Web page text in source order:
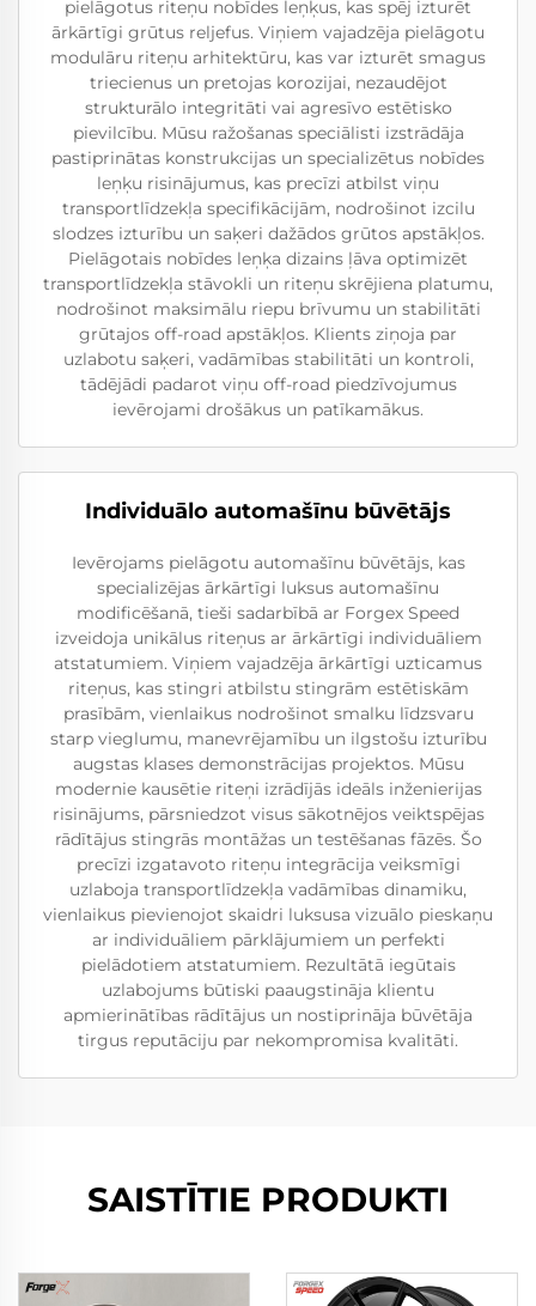
pielāgotus riteņu nobīdes leņķus, kas spēj izturēt
ārkārtīgi grūtus reljefus. Viņiem vajadzēja pielāgotu
modulāru riteņu arhitektūru, kas var izturēt smagus
triecienus un pretojas korozijai, nezaudējot
strukturālo integritāti vai agresīvo estētisko
pievilcību. Mūsu ražošanas speciālisti izstrādāja
pastiprinātas konstrukcijas un specializētus nobīdes
leņķu risinājumus, kas precīzi atbilst viņu
transportlīdzekļa specifikācijām, nodrošinot izcilu
slodzes izturību un saķeri dažādos grūtos apstākļos.
Pielāgotais nobīdes leņķa dizains ļāva optimizēt
transportlīdzekļa stāvokli un riteņu skrējiena platumu,
nodrošinot maksimālu riepu brīvumu un stabilitāti
grūtajos off-road apstākļos. Klients ziņoja par
uzlabotu saķeri, vadāmības stabilitāti un kontroli,
tādējādi padarot viņu off-road piedzīvojumus
ievērojami drošākus un patīkamākus.
Individuālo automašīnu būvētājs
Ievērojams pielāgotu automašīnu būvētājs, kas
specializējas ārkārtīgi luksus automašīnu
modificēšanā, tieši sadarbībā ar Forgex Speed
izveidoja unikālus riteņus ar ārkārtīgi individuāliem
atstatumiem. Viņiem vajadzēja ārkārtīgi uzticamus
riteņus, kas stingri atbilstu stingrām estētiskām
prasībām, vienlaikus nodrošinot smalku līdzsvaru
starp vieglumu, manevrējamību un ilgstošu izturību
augstas klases demonstrācijas projektos. Mūsu
modernie kausētie riteņi izrādījās ideāls inženierijas
risinājums, pārsniedzot visus sākotnējos veiktspējas
rādītājus stingrās montāžas un testēšanas fāzēs. Šo
precīzi izgatavoto riteņu integrācija veiksmīgi
uzlaboja transportlīdzekļa vadāmības dinamiku,
vienlaikus pievienojot skaidri luksusa vizuālo pieskaņu
ar individuāliem pārklājumiem un perfekti
pielādotiem atstatumiem. Rezultātā iegūtais
uzlabojums būtiski paaugstināja klientu
apmierinātības rādītājus un nostiprināja būvētāja
tirgus reputāciju par nekompromisa kvalitāti.
SAISTĪTIE PRODUKTI